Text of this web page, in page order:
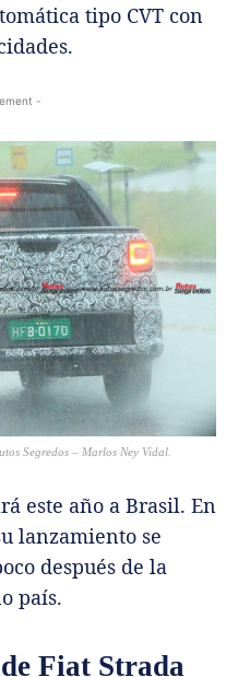
tipo CVT con
-
Segredos – Marlos Ney Vidal
este año a Brasil. En
lanzamiento se
después de la
país.
Fiat Strada